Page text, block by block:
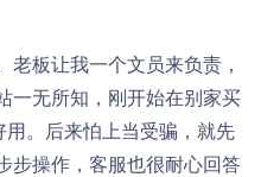
板让我一个文员来负责，
一无所知，刚开始在别家买
。后来怕上当受骗，就先
步操作，客服也很耐心回答